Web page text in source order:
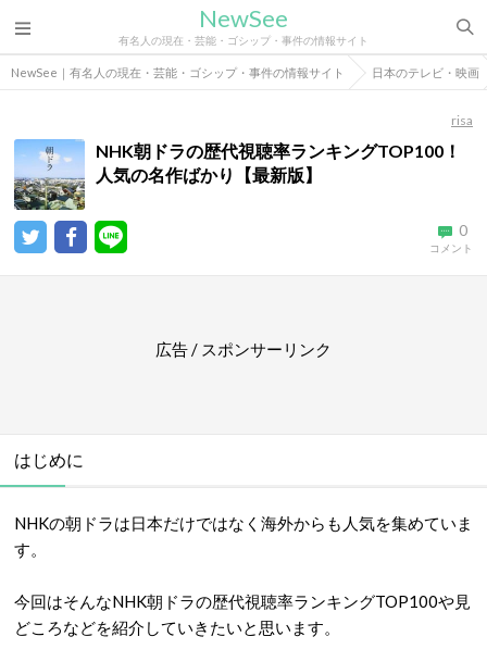
NewSee
有名人の現在・芸能・ゴシップ・事件の情報サイト
NewSee｜有名人の現在・芸能・ゴシップ・事件の情報サイト 日本のテレビ・映画
risa
NHK朝ドラの歴代視聴率ランキングTOP100！
人気の名作ばかり【最新版】
0
コメント
広告 / スポンサーリンク
はじめに
NHKの朝ドラは日本だけではなく海外からも人気を集めていま
す。
今回はそんなNHK朝ドラの歴代視聴率ランキングTOP100や見
どころなどを紹介していきたいと思います。